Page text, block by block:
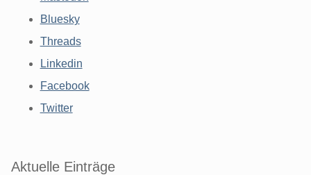
Bluesky
Threads
Linkedin
Facebook
Twitter
Aktuelle Einträge